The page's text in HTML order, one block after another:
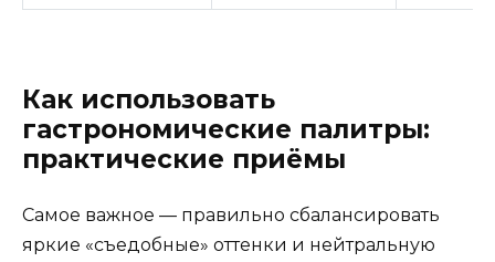
Как использовать
гастрономические палитры:
практические приёмы
Самое важное — правильно сбалансировать
яркие «съедобные» оттенки и нейтральную